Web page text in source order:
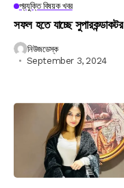
প্রযুক্তি বিষয়ক খবর
সফল হতে যাচ্ছে সুপারকন্ডাকটর
নিউজডেস্ক
September 3, 2024